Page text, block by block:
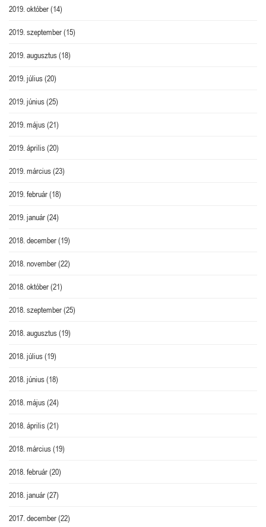
2019. október(14)
2019. szeptember(15)
2019. augusztus(18)
2019. július(20)
2019. június(25)
2019. május(21)
2019. április(20)
2019. március(23)
2019. február(18)
2019. január(24)
2018. december(19)
2018. november(22)
2018. október(21)
2018. szeptember(25)
2018. augusztus(19)
2018. július(19)
2018. június(18)
2018. május(24)
2018. április(21)
2018. március(19)
2018. február(20)
2018. január(27)
2017. december(22)